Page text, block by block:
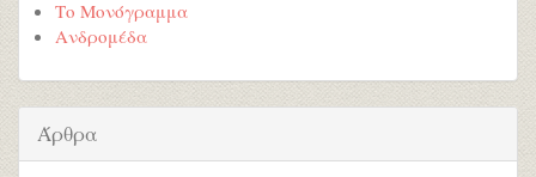
Το Μονόγραμμα
Ανδρομέδα
Άρθρα